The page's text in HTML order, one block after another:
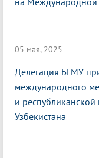
05 мая, 2025
Делегация БГМУ
международного
и
Узбекистана